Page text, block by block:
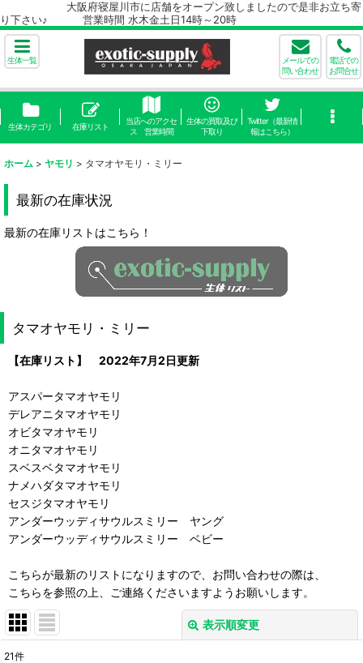
大阪府寝屋川市に店舗をオープン致しましたので是非お立ち寄
り下さい♪ 営業時間 水木金土日14時～20時
生体一覧
メールでの
問い合わせ
電話での
お問合せ
生体カテゴリ 在庫リスト
当店へのアクセ
ス 営業時間
生体の買取及び
下取り
Twitter（最新情
報はこちら）
ホーム > ヤモリ > タマオヤモリ・ミリー
最新の在庫状況
最新の在庫リストはこちら！
タマオヤモリ・ミリー
【在庫リスト】 2022年7月2日更新
アスパータマオヤモリ
デレアニタマオヤモリ
オビタマオヤモリ
オニタマオヤモリ
スベスベタマオヤモリ
ナメハダタマオヤモリ
セスジタマオヤモリ
アンダーウッディサウルスミリー ヤング
アンダーウッディサウルスミリー ベビー
こちらが最新のリストになりますので、お問い合わせの際は、
こちらを参照の上、ご連絡くださいますようお願いします。
表示順変更
21件